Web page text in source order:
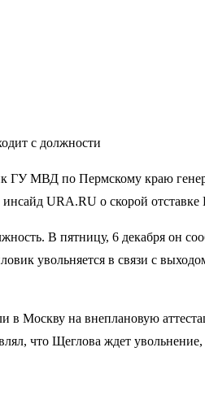
с должности
МВД по Пермскому краю
URA.RU о скорой отставке
В пятницу, 6 декабря он
увольняется в связи с
в Москву на внеплановую
что Щеглова ждет